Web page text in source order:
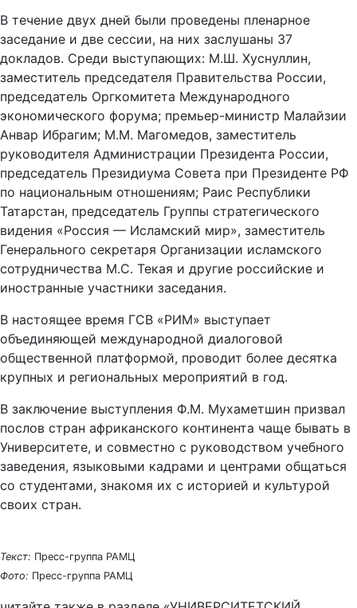
В течение двух дней были проведены пленарное
заседание и две сессии, на них заслушаны 37
докладов. Среди выступающих: М.Ш. Хуснуллин,
заместитель председателя Правительства России,
председатель Оргкомитета Международного
экономического форума; премьер-министр Малайзии
Анвар Ибрагим; М.М. Магомедов, заместитель
руководителя Администрации Президента России,
председатель Президиума Совета при Президенте РФ
по национальным отношениям; Раис Республики
Татарстан, председатель Группы стратегического
видения «Россия — Исламский мир», заместитель
Генерального секретаря Организации исламского
сотрудничества М.С. Текая и другие российские и
иностранные участники заседания.
В настоящее время ГСВ «РИМ» выступает
объединяющей международной диалоговой
общественной платформой, проводит более десятка
крупных и региональных мероприятий в год.
В заключение выступления Ф.М. Мухаметшин призвал
послов стран африканского континента чаще бывать в
Университете, и совместно с руководством учебного
заведения, языковыми кадрами и центрами общаться
со студентами, знакомя их с историей и культурой
своих стран.
Текст: Пресс-группа РАМЦ
Фото: Пресс-группа РАМЦ